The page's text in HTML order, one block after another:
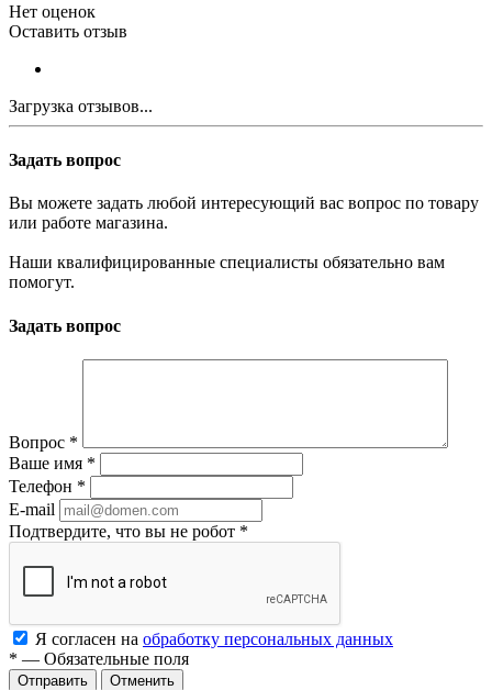
Нет оценок
Оставить отзыв
Загрузка отзывов...
Задать вопрос
Вы можете задать любой интересующий вас вопрос по товару
или работе магазина.
Наши квалифицированные специалисты обязательно вам
помогут.
Задать вопрос
Вопрос *
Ваше имя *
Телефон *
E-mail
Подтвердите, что вы не робот *
Я согласен на обработку персональных данных
* — Обязательные поля
Отменить